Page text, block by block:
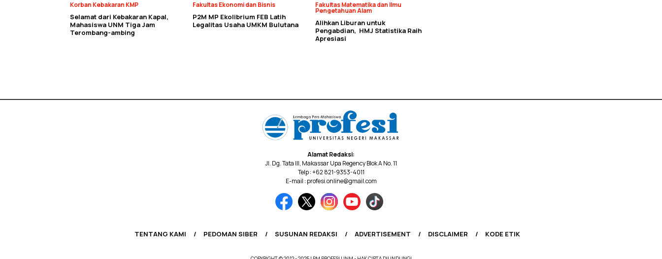
Korban Kebakaran KMP
Selamat dari Kebakaran Kapal,
Mahasiswa UNM Tiga Jam
Terombang-ambing
Fakultas Ekonomi dan Bisnis
P2M MP Ekolibrium FEB Latih
Legalitas Usaha UMKM Bulutana
Fakultas Matematika dan Ilmu
Pengetahuan Alam
Alihkan Liburan untuk
Pengabdian, HMJ Statistika Raih
Apresiasi
Alamat Redaksi:
Jl. Dg. Tata III, Makassar Upa Regency Blok A No. 11
Telp : +62 821-9353-4011
E-mail : profesi.online@gmail.com
TENTANG KAMI PEDOMAN SIBER SUSUNAN REDAKSI ADVERTISEMENT DISCLAIMER KODE ETIK